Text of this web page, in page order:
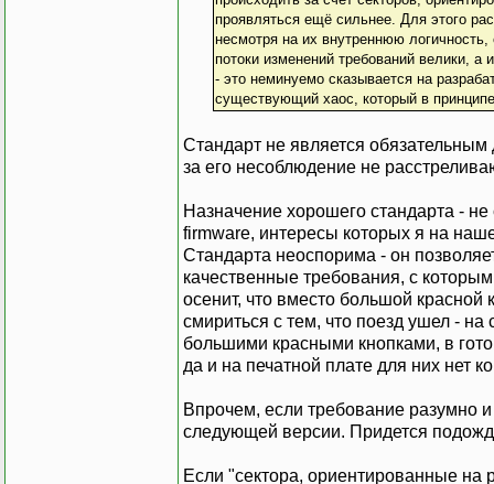
проявляться ещё сильнее. Для этого
несмотря на их внутреннюю
потоки изменений требований велики, а
- это неминуемо сказывается на
существующий хаос, который в
Стандарт не является
за его несоблюдение не
Назначение хорошего стандарта -
firmware, интересы которых я на
Стандарта неоспорима - он
качественные требования, с
осенит, что вместо большой
смириться с тем, что поезд ушел -
большими красными кнопками, в
да и на печатной плате для них нет
Впрочем, если требование разумно
следующей версии. Придется
Если "сектора, ориентированные на